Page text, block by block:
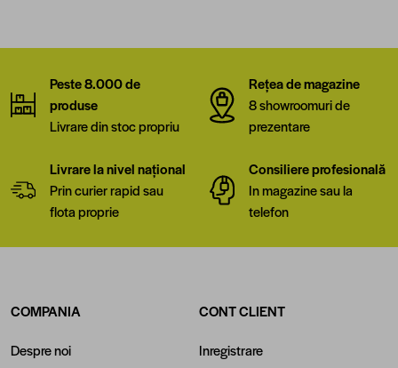
Peste 8.000 de
produse
Livrare din stoc propriu
Rețea de magazine
8 showroomuri de
prezentare
Livrare la nivel național
Prin curier rapid sau
flota proprie
Consiliere profesională
In magazine sau la
telefon
COMPANIA
Despre noi
CONT CLIENT
Inregistrare